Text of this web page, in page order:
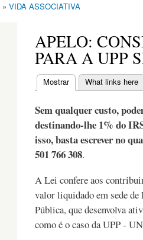
» VIDA ASSOCIATIVA
APELO:
PARA A UPP
Separadores
Mostrar(separador ativo)
What links here
Sem qualquer custo,
destinando-lhe 1% do
isso, basta escrever no
501 766 308.
A Lei confere aos
valor liquidado em sede
Pública, que desenvolva
como é o caso da UPP -